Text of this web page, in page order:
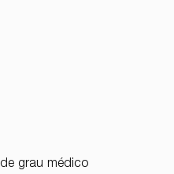
grau médico